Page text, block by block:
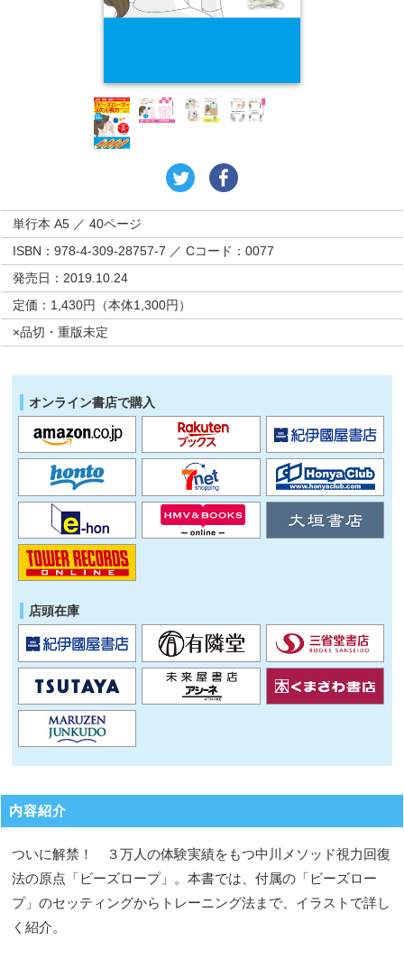
単行本 A5 ／ 40ページ
ISBN：978-4-309-28757-7 ／ Cコード：0077
発売日：2019.10.24
定価：1,430円（本体1,300円）
×品切・重版未定
オンライン書店で購入
店頭在庫
内容紹介
ついに解禁！ ３万人の体験実績をもつ中川メソッド視力回復
法の原点「ビーズロープ」。本書では、付属の「ビーズロー
プ」のセッティングからトレーニング法まで、イラストで詳し
く紹介。